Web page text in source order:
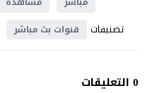
تصنيفات قنوات بث مباشر
0 التعليقات